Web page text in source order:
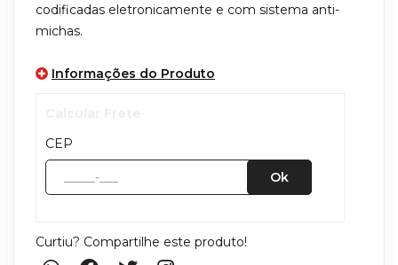
codificadas eletronicamente e com sistema anti-
michas.
Informações do Produto
CEP
Ok
Curtiu? Compartilhe este produto!